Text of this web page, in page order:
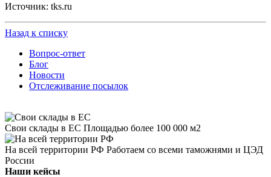
Источник: tks.ru
Назад к списку
Вопрос-ответ
Блог
Новости
Отслеживание посылок
Свои склады в ЕС Площадью более 100 000 м2
На всей территории РФ Работаем со всеми таможнями и ЦЭД
России
Наши кейсы